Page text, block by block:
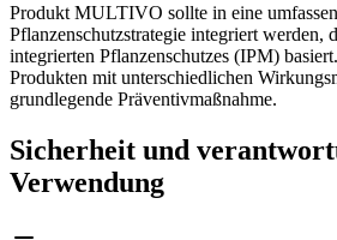
Produkt MULTIVO sollte in eine
Pflanzenschutzstrategie integriert werden,
integrierten Pflanzenschutzes (IPM)
Produkten mit unterschiedlichen
grundlegende Präventivmaßnahme.
Sicherheit und
Verwendung